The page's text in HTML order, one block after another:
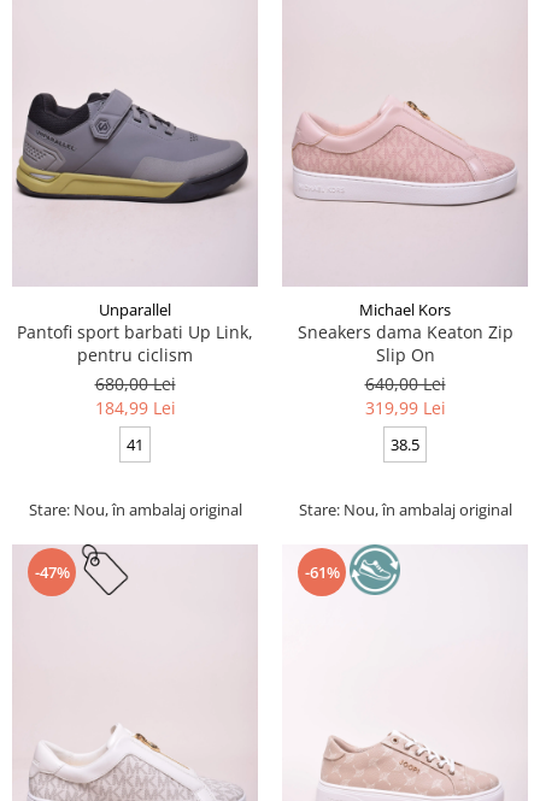
Unparallel
Pantofi sport barbati Up Link,
pentru ciclism
680,00 Lei
184,99 Lei
41
Stare: Nou, în ambalaj original
Michael Kors
Sneakers dama Keaton Zip
Slip On
640,00 Lei
319,99 Lei
38.5
Stare: Nou, în ambalaj original
-47% -61%